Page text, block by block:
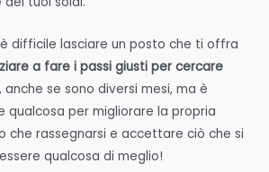
difficile lasciare un posto che ti offra
a fare i passi giusti per cercare
, anche se sono diversi mesi, ma è
qualcosa per migliorare la propria
che rassegnarsi e accettare ciò che si
qualcosa di meglio!